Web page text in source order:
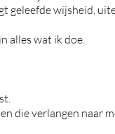
geleefde wijsheid,
alles wat ik doe.
die verlangen naar